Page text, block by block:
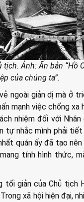
Ảnh: Ấn bản “Hồ
của chúng ta”.
ngoài giản dị mà ở
mạnh việc chống
nhiệm đối với
tự nhắc mình phải
quán ấy đã tạo
tính hình thức,
tối giản của Chủ tịch
xã hội hiện đại,